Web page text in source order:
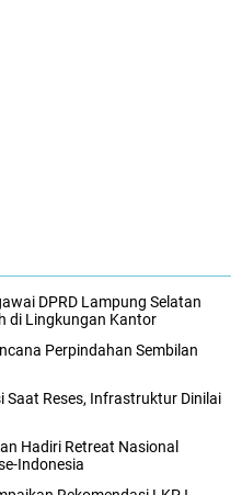
DPRD Lampung Selatan
di Lingkungan Kantor
Perpindahan Sembilan
Saat Reses, Infrastruktur Dinilai
Hadiri Retreat Nasional
Indonesia